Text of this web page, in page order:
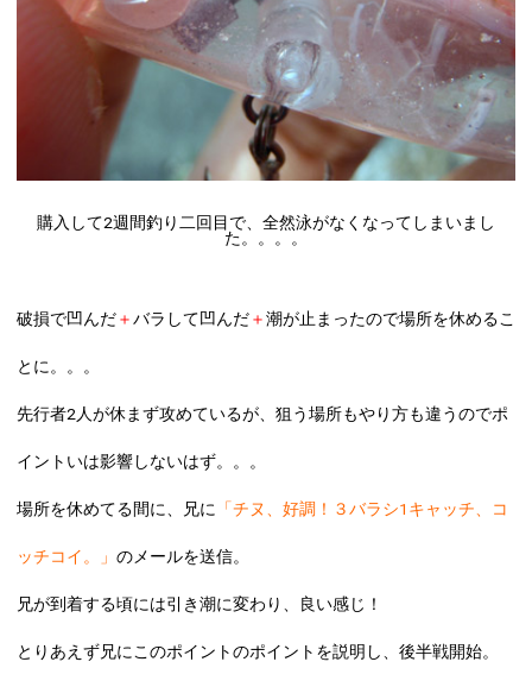
購入して2週間釣り二回目で、全然泳がなくなってしまいまし
た。。。。
破損で凹んだ＋バラして凹んだ＋潮が止まったので場所を休めるこ
とに。。。
先行者2人が休まず攻めているが、狙う場所もやり方も違うのでポ
イントいは影響しないはず。。。
場所を休めてる間に、兄に 「チヌ、好調！３バラシ1キャッチ、コ
ッチコイ。」 のメールを送信。
兄が到着する頃には引き潮に変わり、良い感じ！
とりあえず兄にこのポイントのポイントを説明し、後半戦開始。